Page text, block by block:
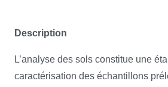
Description
L’analyse des sols constitue une
caractérisation des échantillons